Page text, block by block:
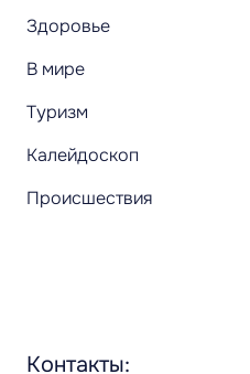
Здоровье
В мире
Туризм
Калейдоскоп
Происшествия
Контакты: